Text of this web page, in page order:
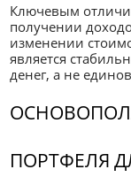
Ключевым
получении
изменении
является
денег, а не
ПОРТФЕЛЯ